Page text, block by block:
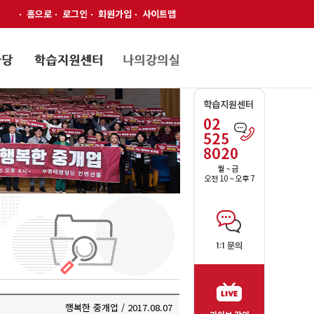
홈으로 로그인 회원가입 사이트맵
행복한 중개업 / 2017.08.07